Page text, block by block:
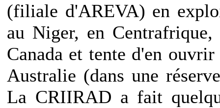
(filiale d'AREVA) en
au Niger, en Centrafrique,
Canada et tente d'en ouvrir
Australie (dans une
La CRIIRAD a fait